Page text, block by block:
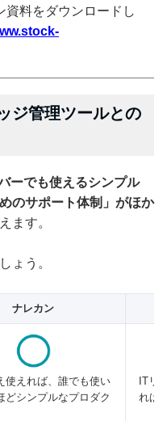
資料をダウンロードし
ジ管理ツールとの
ーでも使えるシンプル
のサポート体制」がほか
ます。
ょう。
ナレカン
使えれば、誰でも使い
どシンプルなプロダク
ITリ
れば